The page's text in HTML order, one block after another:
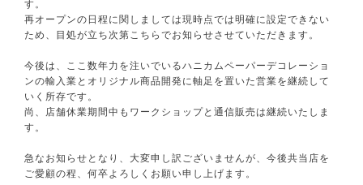
す。
再オープンの日程に関しましては現時点では明確に設定できない
ため、目処が立ち次第こちらでお知らせさせていただきます。
今後は、ここ数年力を注いでいるハニカムペーパーデコレーショ
ンの輸入業 と オリジナル商品開発 に軸足を置いた営業を継続して
いく所存です。
尚、店舗休業期間中もワークショップと通信販売は継続いたしま
す。
急なお知らせとなり、大変申し訳ございませんが、今後共当店を
ご愛顧の程、何卒よろしくお願い申し上げます。